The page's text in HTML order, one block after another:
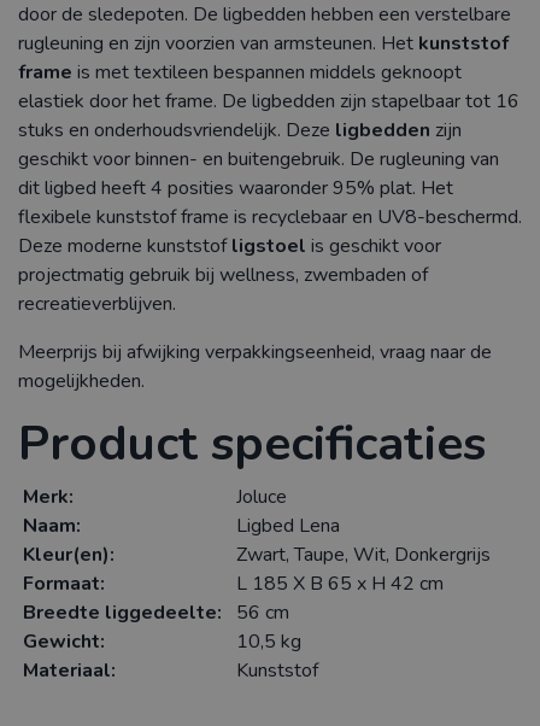
door de sledepoten. De ligbedden hebben een verstelbare
rugleuning en zijn voorzien van armsteunen. Het kunststof
frame is met textileen bespannen middels geknoopt
elastiek door het frame. De ligbedden zijn stapelbaar tot 16
stuks en onderhoudsvriendelijk. Deze ligbedden zijn
geschikt voor binnen- en buitengebruik. De rugleuning van
dit ligbed heeft 4 posities waaronder 95% plat. Het
flexibele kunststof frame is recyclebaar en UV8-beschermd.
Deze moderne kunststofligstoel is geschikt voor
projectmatig gebruik bij wellness, zwembaden of
recreatieverblijven.
Meerprijs bij afwijking verpakkingseenheid, vraag naar de
mogelijkheden.
Product specificaties
Merk:
Joluce
Naam:
Ligbed Lena
Kleur(en):
Zwart, Taupe, Wit, Donkergrijs
Formaat:
L 185 X B 65 x H 42 cm
Breedte liggedeelte:
56 cm
Gewicht:
10,5 kg
Materiaal:
Kunststof